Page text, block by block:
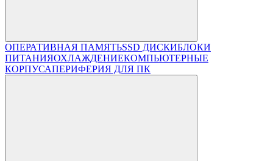
ОПЕРАТИВНАЯ ПАМЯТЬSSD ДИСКИБЛОКИ
ПИТАНИЯОХЛАЖДЕНИЕКОМПЬЮТЕРНЫЕ
КОРПУСАПЕРИФЕРИЯ ДЛЯ ПК